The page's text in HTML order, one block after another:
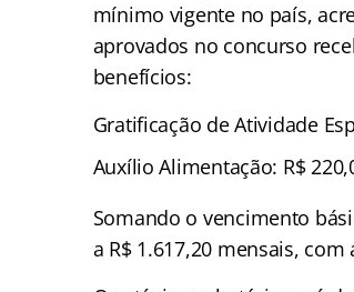
mínimo vigente no país,
aprovados no concurso
benefícios:
Gratificação de Atividade
Auxílio Alimentação: R$
Somando o vencimento
a R$ 1.617,20 mensais,